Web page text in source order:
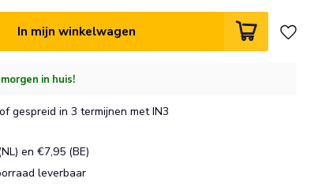
In mijn winkelwagen
in huis!
gespreid in 3 termijnen met IN3
en €7,95 (BE)
leverbaar